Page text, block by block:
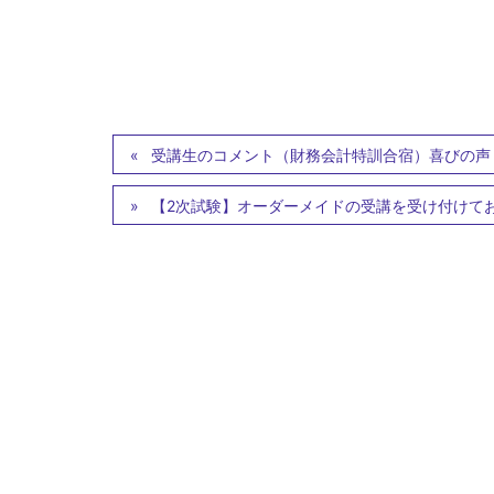
受講生のコメント（財務会計特訓合宿）喜びの声
【2次試験】オーダーメイドの受講を受け付けて